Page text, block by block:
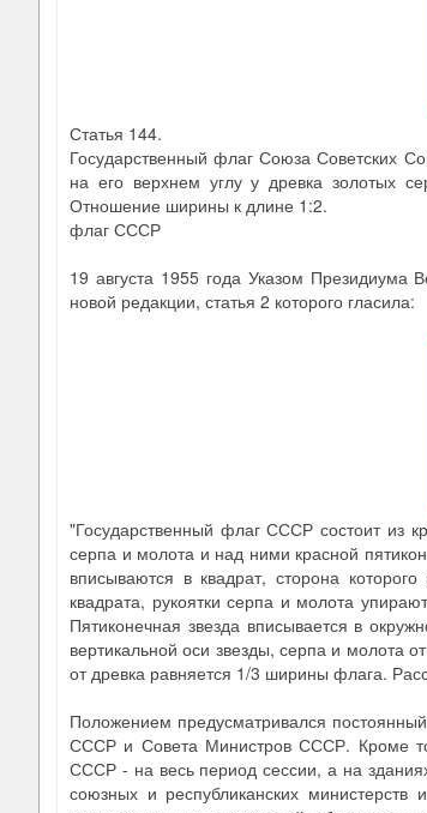
Статья 144.
Государственный флаг Союза Советских
на его верхнем углу у древка золотых
Отношение ширины к длине 1:2.
флаг СССР
19 августа 1955 года Указом
новой редакции, статья 2 которого гласила:
"Государственный флаг СССР состоит из
серпа и молота и над ними красной
вписываются в квадрат, сторона
квадрата, рукоятки серпа и молота
Пятиконечная звезда вписывается в
вертикальной оси звезды, серпа и молота
от древка равняется 1/3 ширины флага.
Положением предусматривался
СССР и Совета Министров СССР. Кроме
СССР - на весь период сессии, а на
союзных и республиканских министерств